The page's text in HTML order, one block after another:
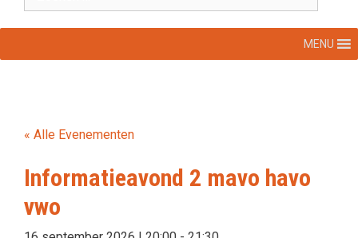
naar:
MENU
« Alle Evenementen
Informatieavond 2 mavo havo
vwo